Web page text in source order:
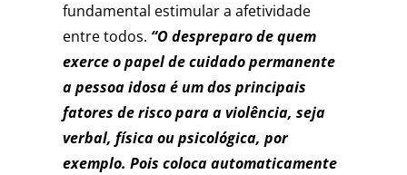
fundamental estimular a afetividade
entre todos. “O despreparo de quem
exerce o papel de cuidado permanente
a pessoa idosa é um dos principais
fatores de risco para a violência, seja
verbal, física ou psicológica, por
exemplo. Pois coloca automaticamente